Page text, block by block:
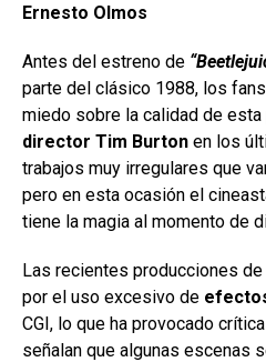
Ernesto Olmos
Antes del estreno de
parte del clásico 1988, los
miedo sobre la calidad de esta
director Tim Burton en los
trabajos muy irregulares que
pero en esta ocasión el
tiene la magia al momento de
Las recientes producciones de
por el uso excesivo de
CGI, lo que ha provocado
señalan que algunas escenas